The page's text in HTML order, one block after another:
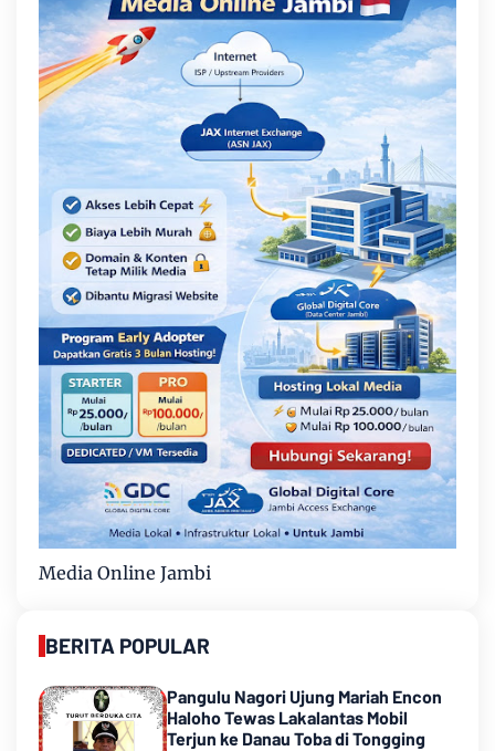
Media Online Jambi
BERITA POPULAR
Pangulu Nagori Ujung Mariah Encon
Haloho Tewas Lakalantas Mobil
Terjun ke Danau Toba di Tongging